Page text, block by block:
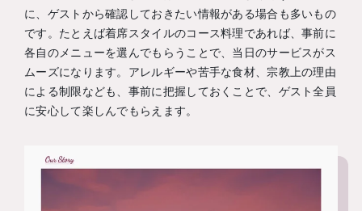
に、ゲストから確認しておきたい情報がある場合も多いもの
です。たとえば着席スタイルのコース料理であれば、事前に
各自のメニューを選んでもらうことで、当日のサービスがス
ムーズになります。アレルギーや苦手な食材、宗教上の理由
による制限なども、事前に把握しておくことで、ゲスト全員
に安心して楽しんでもらえます。